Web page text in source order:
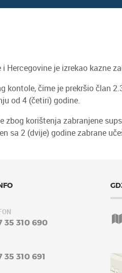
Hercegovine je izrekao kazne
kontole, čime je prekršio član
od 4 (četiri) godine.
zbog korištenja zabranjene
sa 2 (dvije) godine zabrane
35 310 690
35 310 691